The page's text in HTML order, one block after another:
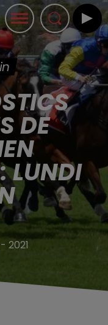
DE
LUNDI
2021